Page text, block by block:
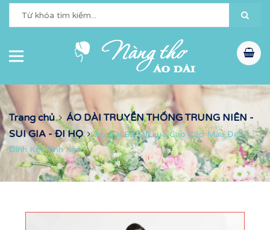
Trang chủ
ÁO DÀI TRUYỀN THỐNG TRUNG NIÊN -
SUI GIA - ĐI HỌ
Áo Dài Bà Sui Lụa Cao Cấp Màu Đen
Đính Kết Tinh Xảo